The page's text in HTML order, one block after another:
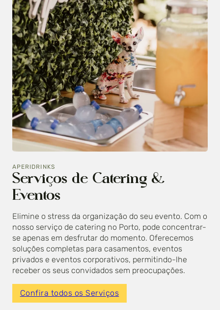
Serviços de Catering &
Eventos
APERIDRINKS
Elimine o stress da organização do seu evento. Com o
nosso serviço de catering no Porto, pode concentrar-
se apenas em desfrutar do momento. Oferecemos
soluções completas para casamentos, eventos
privados e eventos corporativos, permitindo-lhe
receber os seus convidados sem preocupações.
Confira todos os Serviços